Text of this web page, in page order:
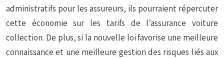
administratifs pour les assureurs, ils pourraient répercuter
cette économie sur les tarifs de l’assurance voiture
collection. De plus, si la nouvelle loi favorise une meilleure
connaissance et une meilleure gestion des risques liés aux